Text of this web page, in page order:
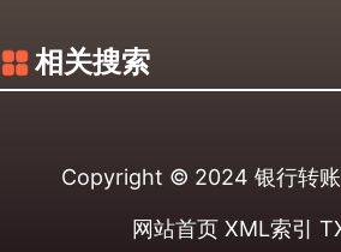
相关搜索
Copyright © 2024 银行转
网站首页 XML索引